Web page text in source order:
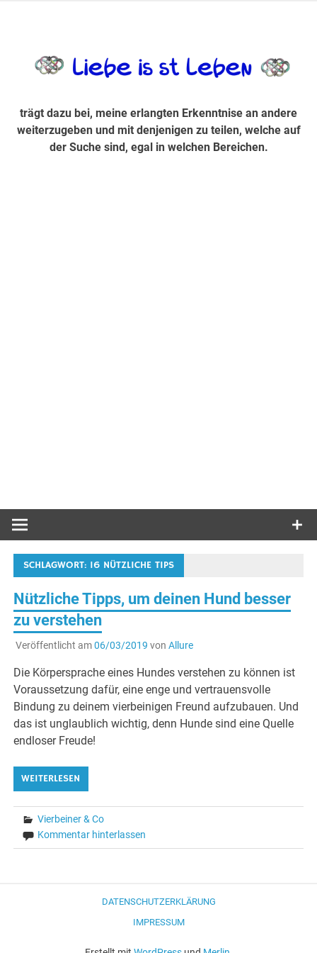
Suche sind, egal in welchen Bereichen.
trägt dazu bei, meine erlangten Erkenntnise an andere
weiterzugeben und mit denjenigen zu teilen, welche auf
der Suche sind, egal in welchen Bereichen.
SCHLAGWORT: 16 NÜTZLICHE TIPS
Nützliche Tipps, um deinen Hund besser
zu verstehen
Veröffentlicht am06/03/2019 von Allure
Die Körpersprache eines Hundes verstehen zu können ist
Voraussetzung dafür, eine enge und vertrauensvolle
Bindung zu deinem vierbeinigen Freund aufzubauen. Und
das ist unglaublich wichtig, denn Hunde sind eine Quelle
endloser Freude!
WEITERLESEN
Vierbeiner & Co
Kommentar hinterlassen
DATENSCHUTZERKLÄRUNG
IMPRESSUM